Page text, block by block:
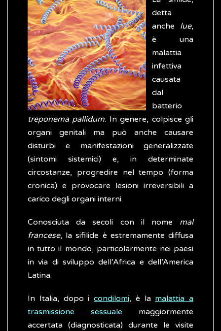
detta
anche lue,
è una
malattia
infettiva
causata
dal
batterio
treponema pallidum. In genere, colpisce gli
organi genitali ma può anche causare
disturbi e manifestazioni generalizzate
(sintomi sistemici) e, in determinate
circostanze, progredire nel tempo (forma
cronica) e provocare lesioni irreversibili a
carico degli organi interni.
Conosciuta da secoli con il nome mal
francese, la sifilide è estremamente diffusa
in tutto il mondo, particolarmente nei paesi
in via di sviluppo dell’Africa e dell’America
Latina.
In Italia, dopo i condilomi, è la malattia a
trasmissione sessuale maggiormente
accertata (diagnosticata) durante le visite